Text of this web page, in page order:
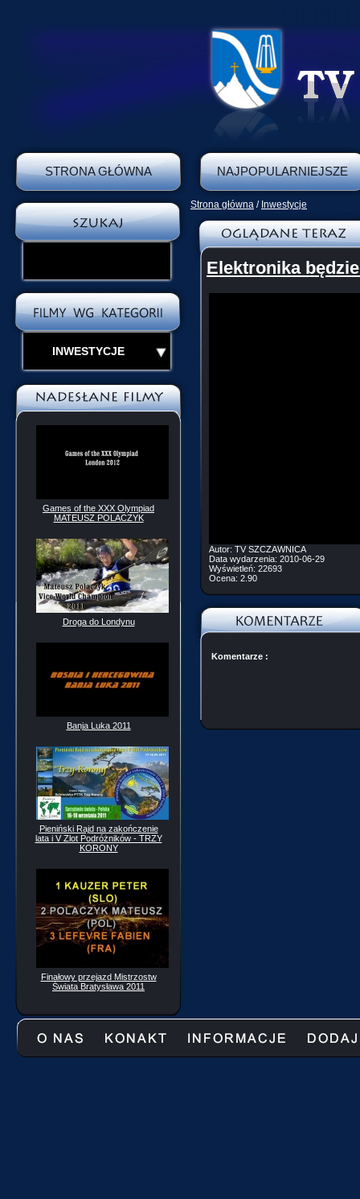
STRONA GŁÓWNA NAJPOPULARNIEJSZE
INWESTYCJE
Games of the XXX Olympiad
MATEUSZ POLACZYK
Droga do Londynu
Banja Luka 2011
Pieniński Rajd na zakończenie
lata i V Zlot Podróżników - TRZY
KORONY
Finałowy przejazd Mistrzostw
Świata Bratysława 2011
Strona główna / Inwestycje
Elektronika
Autor: TV SZCZAWNICA
Data wydarzenia: 2010-06-29
Wyświetleń: 22693
Ocena: 2.90
Komentarze :